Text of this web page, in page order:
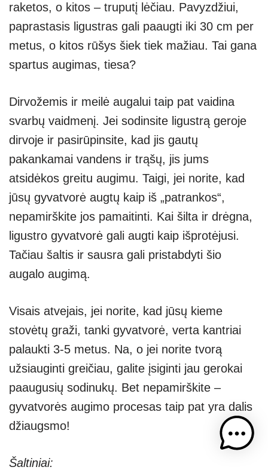
raketos, o kitos – truputį lėčiau. Pavyzdžiui,
paprastasis ligustras gali paaugti iki 30 cm per
metus, o kitos rūšys šiek tiek mažiau. Tai gana
spartus augimas, tiesa?
Dirvožemis ir meilė augalui taip pat vaidina
svarbų vaidmenį. Jei sodinsite ligustrą geroje
dirvoje ir pasirūpinsite, kad jis gautų
pakankamai vandens ir trąšų, jis jums
atsidėkos greitu augimu. Taigi, jei norite, kad
jūsų gyvatvorė augtų kaip iš „patrankos“,
nepamirškite jos pamaitinti. Kai šilta ir drėgna,
ligustro gyvatvorė gali augti kaip išprotėjusi.
Tačiau šaltis ir sausra gali pristabdyti šio
augalo augimą.
Visais atvejais, jei norite, kad jūsų kieme
stovėtų graži, tanki gyvatvorė, verta kantriai
palaukti 3-5 metus. Na, o jei norite tvorą
užsiauginti greičiau, galite įsiginti jau gerokai
paaugusių sodinukų. Bet nepamirškite –
gyvatvorės augimo procesas taip pat yra dalis
džiaugsmo!
Šaltiniai: